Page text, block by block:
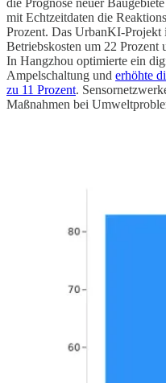
die Prognose neuer
mit Echtzeitdaten die
Prozent. Das UrbanKI-Projekt
Betriebskosten um 22 Prozent
In Hangzhou optimierte ein
Ampelschaltung und erhöhte
zu 11 Prozent.
Maßnahmen bei